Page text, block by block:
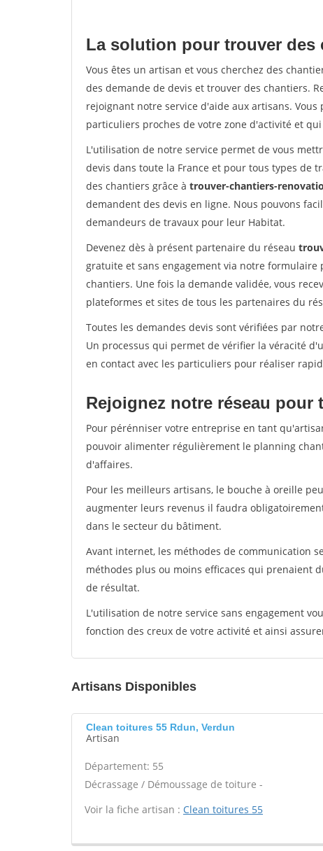
La solution pour trouver des
Vous êtes un artisan et vous cherchez des
des demande de devis et trouver des chantiers.
rejoignant notre service d'aide aux artisans.
particuliers proches de votre zone d'activité et
L'utilisation de notre service permet de vous
devis dans toute la France et pour tous types de
des chantiers grâce à trouver-chantiers-
demandent des devis en ligne. Nous pouvons
demandeurs de travaux pour leur Habitat.
Devenez dès à présent partenaire du réseau
gratuite et sans engagement via notre
chantiers. Une fois la demande validée, vous
plateformes et sites de tous les partenaires du
Toutes les demandes devis sont vérifiées par
Un processus qui permet de vérifier la véracité
en contact avec les particuliers pour réaliser
Rejoignez notre réseau pour
Pour pérénniser votre entreprise en tant
pouvoir alimenter régulièrement le planning
d'affaires.
Pour les meilleurs artisans, le bouche à oreille
augmenter leurs revenus il faudra
dans le secteur du bâtiment.
Avant internet, les méthodes de communication
méthodes plus ou moins efficaces qui prenaient
de résultat.
L'utilisation de notre service sans engagement
fonction des creux de votre activité et ainsi
Artisans Disponibles
Clean toitures 55 Rdun, Verdun
Artisan
Département: 55
Décrassage / Démoussage de toiture -
Voir la fiche artisan : Clean toitures 55